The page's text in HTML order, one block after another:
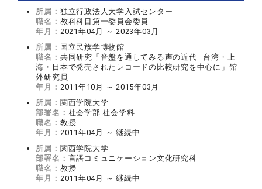
所属： 独立行政法人大学入試センター
職名： 教科科目第一委員会委員
年月： 2021年04月 ～ 2023年03月
所属： 国立民族学博物館
職名： 共同研究「音盤を通してみる声の近代―台湾・上
海・日本で発売されたレコードの比較研究を中心に」館
外研究員
年月： 2011年10月 ～ 2015年03月
所属： 関西学院大学
部署名： 社会学部 社会学科
職名： 教授
年月： 2011年04月 ～ 継続中
所属： 関西学院大学
部署名： 言語コミュニケーション文化研究科
職名： 教授
年月： 2011年04月 ～ 継続中